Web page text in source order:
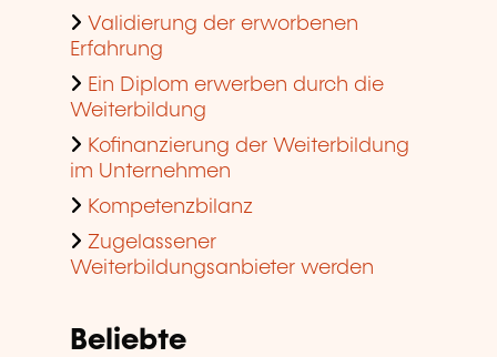
Validierung der erworbenen
Erfahrung
Ein Diplom erwerben durch die
Weiterbildung
Kofinanzierung der Weiterbildung
im Unternehmen
Kompetenzbilanz
Zugelassener
Weiterbildungsanbieter werden
Beliebte